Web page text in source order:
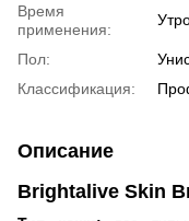
Время
применения:
Пол:
Классификация:
Описание
Brightalive Skin